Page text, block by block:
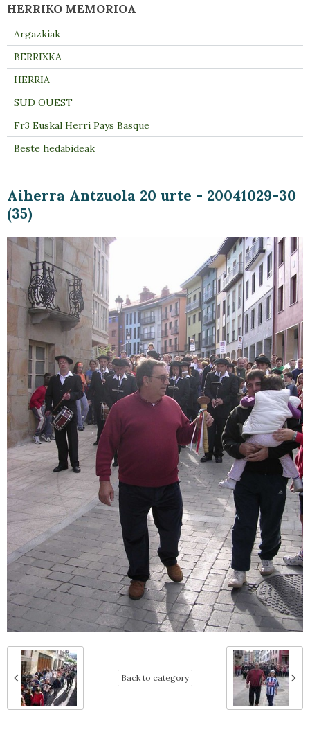
Aiherra Antzuola 20 urte - 20041029-30
(35)
Back to category
HERRIKO MEMORIOA
Argazkiak
BERRIXKA
HERRIA
SUD OUEST
Fr3 Euskal Herri Pays Basque
Beste hedabideak